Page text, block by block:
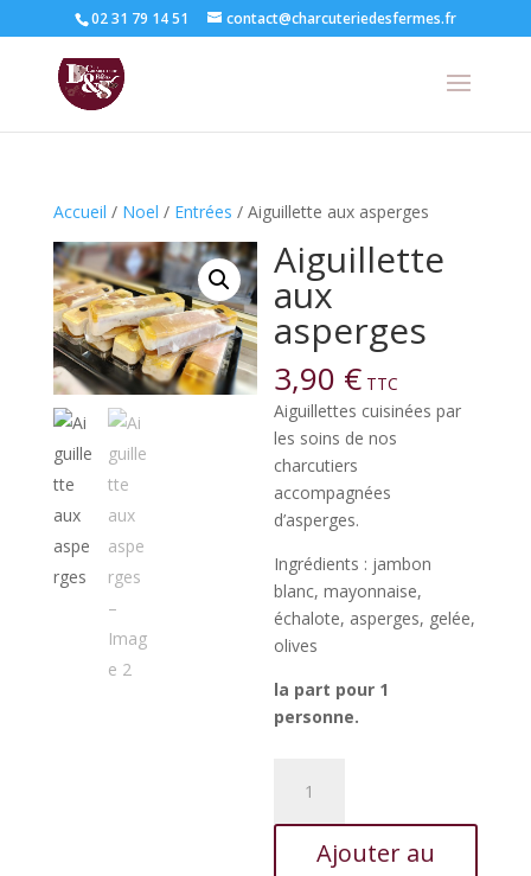
02 31 79 14 51 contact@charcuteriedesfermes.fr
Accueil / Noel / Entrées / Aiguillette aux asperges
Aiguillette
aux
asperges
3,90 € TTC
Aiguillettes cuisinées par
les soins de nos
charcutiers
accompagnées
d’asperges.
Ingrédients : jambon
blanc, mayonnaise,
échalote, asperges, gelée,
olives
la part pour 1
personne.
Aiguillette
Ajouter au